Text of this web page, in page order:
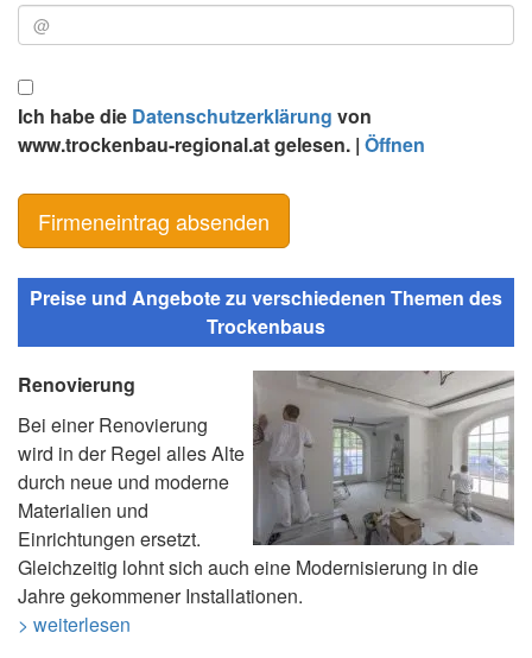
Ich habe die Datenschutzerklärung von
www.trockenbau-regional.at gelesen. | Öffnen
Preise und Angebote zu verschiedenen Themen des
Trockenbaus
Renovierung
Bei einer Renovierung
wird in der Regel alles Alte
durch neue und moderne
Materialien und
Einrichtungen ersetzt.
Gleichzeitig lohnt sich auch eine Modernisierung in die
Jahre gekommener Installationen.
> weiterlesen